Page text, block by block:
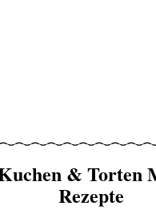
& Torten
Rezepte